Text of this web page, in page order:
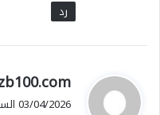
رد
ي
ق
03/04/2026 الساعة 10:27